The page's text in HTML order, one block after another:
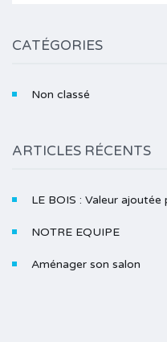
CATÉGORIES
Non classé
ARTICLES RÉCENTS
LE BOIS : Valeur ajoutée
NOTRE EQUIPE
Aménager son salon